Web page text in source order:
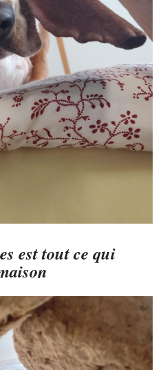
est tout ce qui